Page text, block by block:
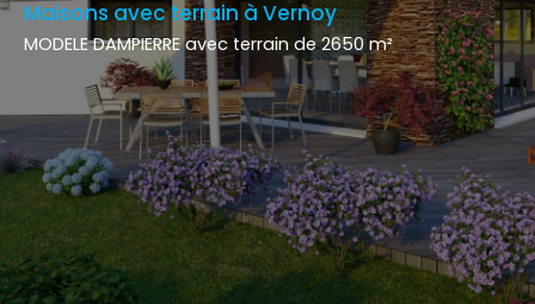
Maisons avec terrain à Vernoy
MODELE DAMPIERRE avec terrain de 2650 m²